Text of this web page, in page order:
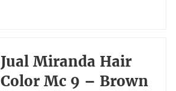
Jual Miranda Hair
Color Mc 9 – Brown